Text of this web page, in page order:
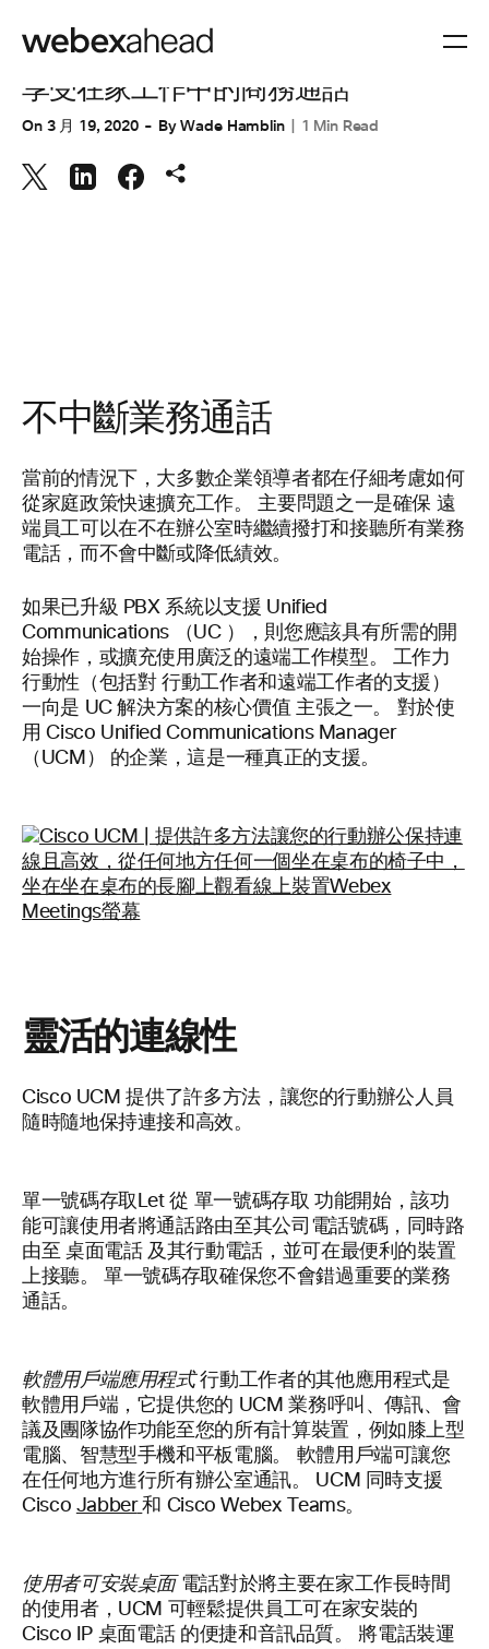
協同合作
享受在家工作中的商務通話
On 3 月 19, 2020 ByWade Hamblin 1 Min Read
不中斷業務通話
當前的情況下，大多數企業領導者都在仔細考慮如何
從家庭政策快速擴充工作。 主要問題之一是確保 遠
端員工可以在不在辦公室時繼續撥打和接聽所有業務
電話，而不會中斷或降低績效。
如果已升級 PBX 系統以支援 Unified
Communications （UC ），則您應該具有所需的開
始操作，或擴充使用廣泛的遠端工作模型。 工作力
行動性（包括對行動工作者和遠端工作者的支援）
一向是 UC 解決方案的核心價值 主張之一。 對於使
用 Cisco Unified Communications Manager
（UCM） 的企業，這是一種真正的支援。
靈活的連線性
Cisco UCM 提供了許多方法，讓您的行動辦公人員
隨時隨地保持連接和高效。
單一號碼存取Let 從 單一號碼存取 功能開始，該功
能可讓使用者將通話路由至其公司電話號碼，同時路
由至 桌面電話 及其行動電話，並可在最便利的裝置
上接聽。 單一號碼存取確保您不會錯過重要的業務
通話。
軟體用戶端應用程式 行動工作者的其他應用程式是
軟體用戶端，它提供您的 UCM 業務呼叫、傳訊、會
議及團隊協作功能至您的所有計算裝置，例如膝上型
電腦、智慧型手機和平板電腦。 軟體用戶端可讓您
在任何地方進行所有辦公室通訊。
UCM
同時支援
Cisco Jabber 和 Cisco Webex Teams。
使用者可安裝桌面 電話對於將主要在家工作長時間
的使用者，UCM 可輕鬆提供員工可在家安裝的
Cisco IP 桌面電話 的便捷和音訊品質。 將電話裝運